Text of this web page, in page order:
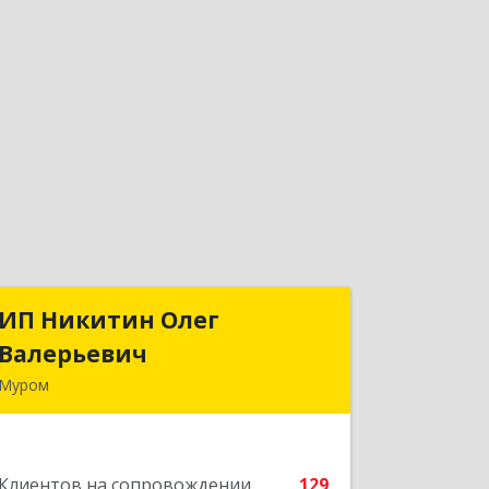
ИП Никитин Олег
Валерьевич
Муром
ИП Никитин Олег